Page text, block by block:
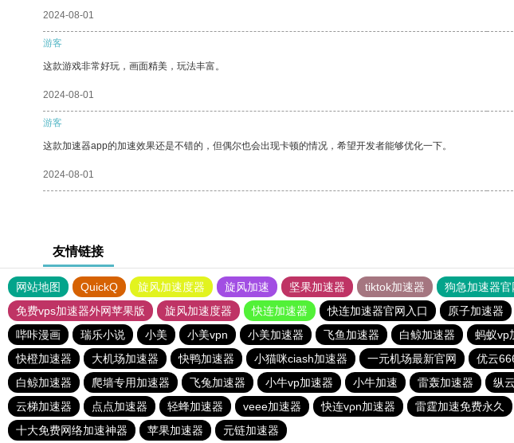
2024-08-01
游客
这款游戏非常好玩，画面精美，玩法丰富。
2024-08-01
游客
这款加速器app的加速效果还是不错的，但偶尔也会出现卡顿的情况，希望开发者能够优化一下。
2024-08-01
友情链接
网站地图 QuickQ 旋风加速度器 旋风加速 坚果加速器 tiktok加速器 狗急加速器官
免费vps加速器外网苹果版
旋风加速度器 快连加速器 快连加速器官网入口 原子加速器
哔咔漫画
瑞乐小说 小美 小美vpn 小美加速器 飞鱼加速器 白鲸加速器 蚂蚁vp
快橙加速器
大机场加速器 快鸭加速器 小猫咪ciash加速器 一元机场最新官网 优云
白鲸加速器
爬墙专用加速器 飞兔加速器 小牛vp加速器 小牛加速 雷轰加速器 纵
云梯加速器
点点加速器 轻蜂加速器 veee加速器 快连vρn加速器 雷霆加速免费永久
十大免费网络加速神器
苹果加速器 元链加速器